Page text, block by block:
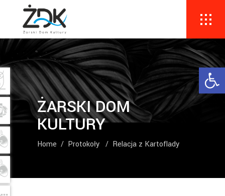
ŻARSKI DOM
KULTURY
Home / Protokoły / Relacja z Kartoflady